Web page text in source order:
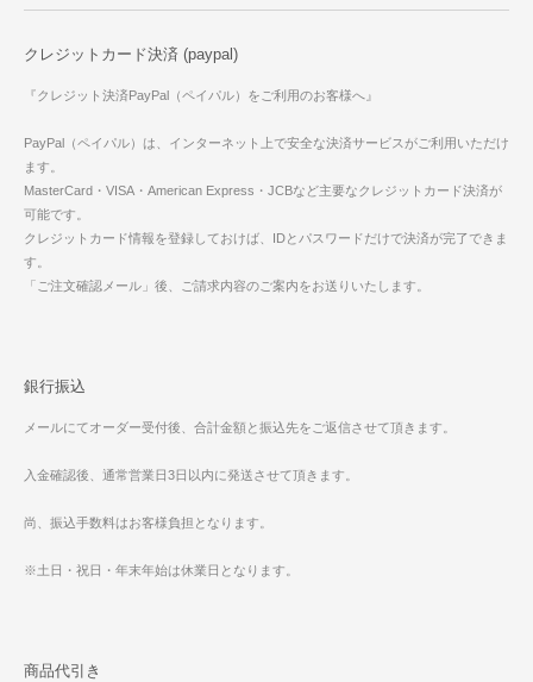
クレジットカード決済 (paypal)
『クレジット決済PayPal（ペイパル）をご利用のお客様へ』
PayPal（ペイパル）は、インターネット上で安全な決済サービスがご利用いただけ
ます。
MasterCard・VISA・American Express・JCBなど主要なクレジットカード決済が
可能です。
クレジットカード情報を登録しておけば、IDとパスワードだけで決済が完了できま
す。
「ご注文確認メール」後、ご請求内容のご案内をお送りいたします。
銀行振込
メールにてオーダー受付後、合計金額と振込先をご返信させて頂きます。
入金確認後、通常営業日3日以内に発送させて頂きます。
尚、振込手数料はお客様負担となります。
※土日・祝日・年末年始は休業日となります。
商品代引き